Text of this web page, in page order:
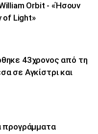
Orbit - «Ήσουν
of Light»
43χρονος από τη
σε Αγκίστρι και
προγράμματα